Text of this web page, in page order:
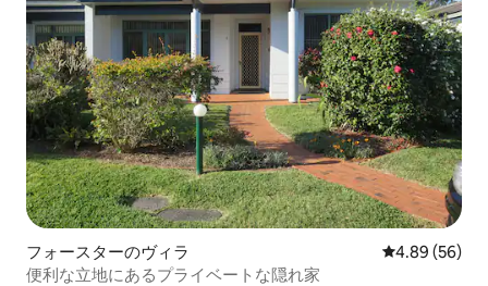
フォースターのヴィラ レビュー56
4.89 (56)
便利な立地にあるプライベートな隠れ家